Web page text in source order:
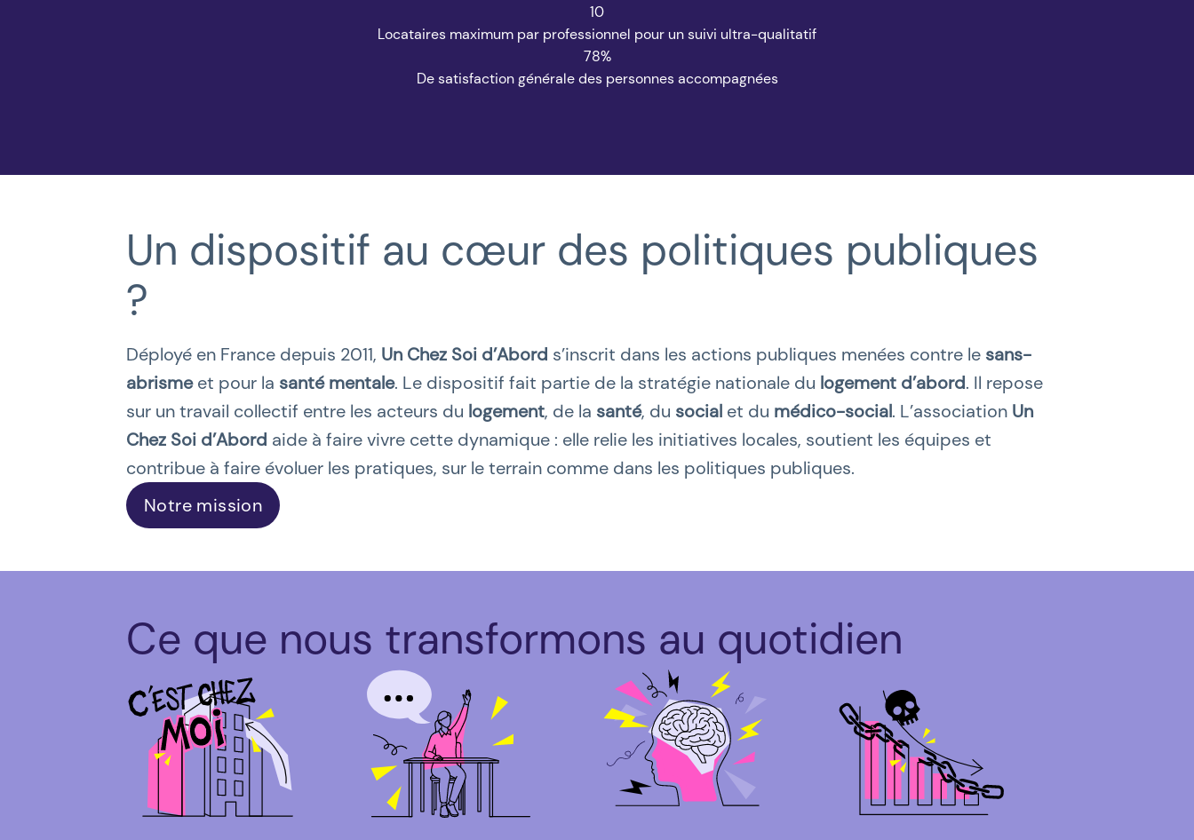
10
Locataires maximum par professionnel pour un suivi ultra-qualitatif
78%
De satisfaction générale des personnes accompagnées
Un dispositif au cœurdes politiques publiques
?
Déployé en France depuis 2011, Un Chez Soi d’Abord s’inscrit dans les actions publiques menées contre le sans-
abrismeet pour la santé mentale. Le dispositif fait partie de la stratégie nationale du logement d’abord. Il repose
sur un travail collectif entre les acteurs du logement, de la santé, du socialet du médico-social. L’association Un
Chez Soi d’Abord aide à faire vivre cette dynamique : elle relie les initiatives locales, soutient les équipes et
contribue à faire évoluer les pratiques, sur le terrain comme dans les politiques publiques.
Notre mission
Ce que nous transformons au quotidien